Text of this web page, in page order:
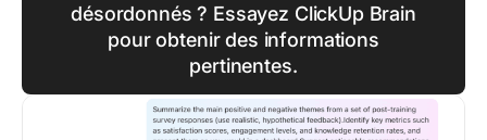
désordonnés ? Essayez ClickUp Brain
pour obtenir des informations
pertinentes.